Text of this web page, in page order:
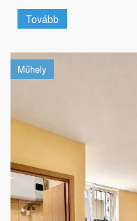
Tovább
Műhely